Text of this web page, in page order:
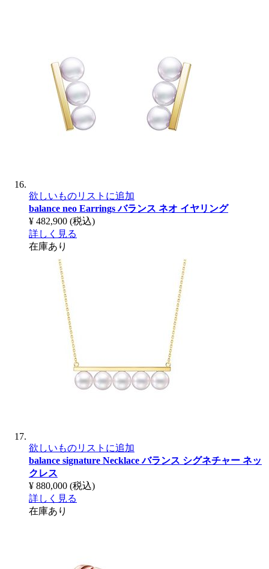
欲しいものリストに追加
balance neo Earringsバランス ネオ イヤリング
¥ 482,900 (税込)
詳しく見る
在庫あり
欲しいものリストに追加
balance signature Necklaceバランス シグネチャー ネッ
クレス
¥ 880,000 (税込)
詳しく見る
在庫あり